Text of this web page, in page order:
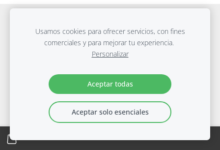
Página creada conMozello- La forma más fácil de crear
Usamos cookies para ofrecer servicios, con fines
comerciales y para mejorar tu experiencia.
Personalizar
Aceptar todas
Aceptar solo esenciales